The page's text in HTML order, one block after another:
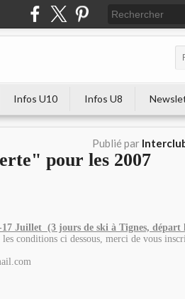
Infos U10 Infos U8
Publié par
pour les 2007
17 Juillet (3 jours de ski à Tignes, départ
conditions ci dessous, merci de vous